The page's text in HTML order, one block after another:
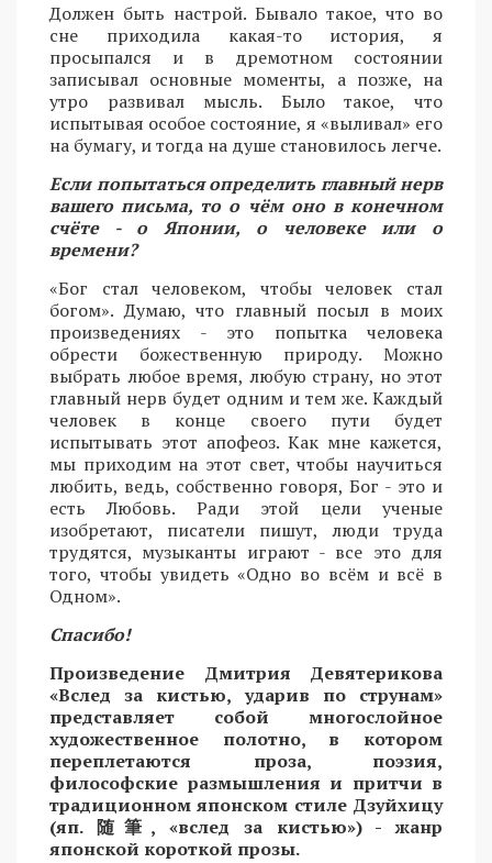
Должен быть настрой. Бывало такое, что во
сне приходила какая-то история, я
просыпался и в дремотном состоянии
записывал основные моменты, а позже, на
утро развивал мысль. Было такое, что
испытывая особое состояние, я «выливал» его
на бумагу, и тогда на душе становилось легче.
Если попытаться определить главный нерв
вашего письма, то о чём оно в конечном
счёте - о Японии, о человеке или о
времени?
«Бог стал человеком, чтобы человек стал
богом». Думаю, что главный посыл в моих
произведениях - это попытка человека
обрести божественную природу. Можно
выбрать любое время, любую страну, но этот
главный нерв будет одним и тем же. Каждый
человек в конце своего пути будет
испытывать этот апофеоз. Как мне кажется,
мы приходим на этот свет, чтобы научиться
любить, ведь, собственно говоря, Бог - это и
есть Любовь. Ради этой цели ученые
изобретают, писатели пишут, люди труда
трудятся, музыканты играют - все это для
того, чтобы увидеть «Одно во всём и всё в
Одном».
Спасибо!
Произведение Дмитрия Девятерикова
«Вслед за кистью, ударив по струнам»
представляет собой многослойное
художественное полотно, в котором
переплетаются проза, поэзия,
философские размышления и притчи в
традиционном японском стиле Дзуйхицу
(яп. 随筆 , «вслед за кистью») - жанр
японской короткой прозы.